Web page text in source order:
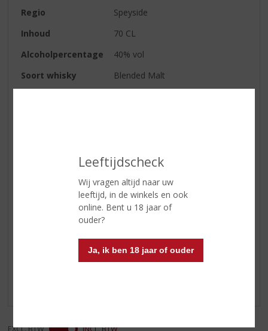
Leeftijdscheck
Wij vragen altijd naar uw
leeftijd, in de winkels en ook
online. Bent u 18 jaar of
ouder?
Ja, ik ben 18 jaar of ouder
Regio
Speyside
Inhoud
70 CL
Alcoholpercentage
40% vol
Soort whisky
Blended Malt
rijke smaak met tonen van toffee,
appel, bessen, citrus en kruiden
subtiel met een pittige afdronk.
Reviews
Schrijf een review